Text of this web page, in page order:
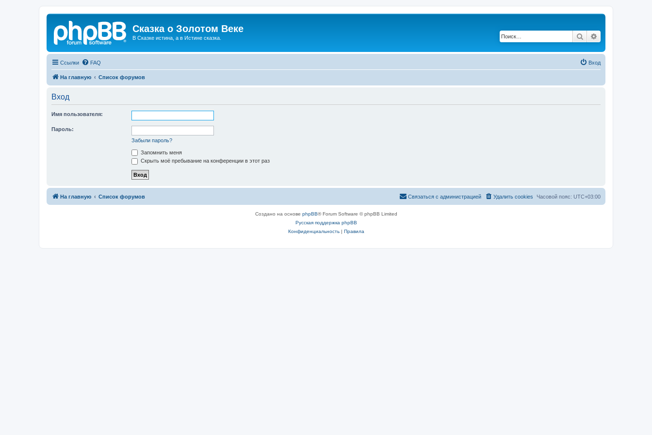
Сказка о Золотом Веке
В Сказке истина, а в Истине сказка. Поиск
Ссылки FAQ Вход
На главную Список форумов
Вход
Имя пользователя:
Пароль:
Забыли пароль?
Запомнить меня
Скрыть моё пребывание на конференции в этот раз
На главную Список форумов Часовой пояс: UTC+03:00
Удалить cookies
Связаться с администрацией
Создано на основе phpBB® Forum Software © phpBB Limited
Русская поддержка phpBB
Конфиденциальность| Правила